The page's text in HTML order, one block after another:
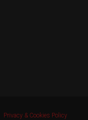
Privacy & Cookies Policy